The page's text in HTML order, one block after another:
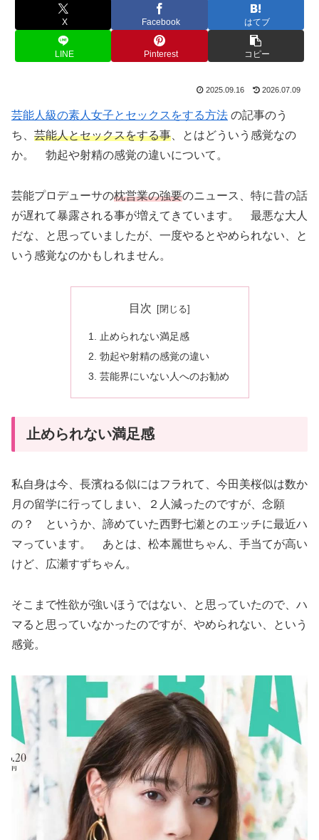
X Facebook はてブ
LINE Pinterest コピー
2025.09.16 2026.07.09
芸能人級の素人女子とセックスをする方法 の記事のう
ち、 芸能人とセックスをする事 、とはどういう感覚なの
か。 勃起や射精の感覚の違いについて。
芸能プロデューサの枕営業の強要のニュース、特に昔の話
が遅れて暴露される事が増えてきています。 最悪な大人
だな、と思っていましたが、一度やるとやめられない、と
いう感覚なのかもしれません。
目次
止められない満足感
勃起や射精の感覚の違い
芸能界にいない人へのお勧め
止められない満足感
私自身は今、長濱ねる似にはフラれて、今田美桜似は数か
月の留学に行ってしまい、２人減ったのですが、念願
の？ というか、諦めていた西野七瀬とのエッチに最近ハ
マっています。 あとは、松本麗世ちゃん、手当てが高い
けど、広瀬すずちゃん。
そこまで性欲が強いほうではない、と思っていたので、ハ
マると思っていなかったのですが、やめられない、という
感覚。